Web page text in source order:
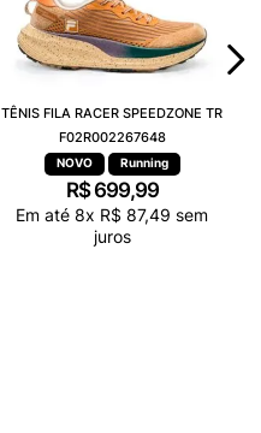
TÊNIS FILA RACER SPEEDZONE TR
F02R002267648
Running
R$ 699,99
Em até 8x R$ 87,49 sem
juros